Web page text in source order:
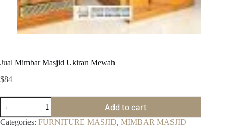
Jual Mimbar Masjid Ukiran Mewah
$84
Jual
Mimbar
Masjid
Ukiran
Add to cart
Categories: FURNITURE MASJID, MIMBAR MASJID